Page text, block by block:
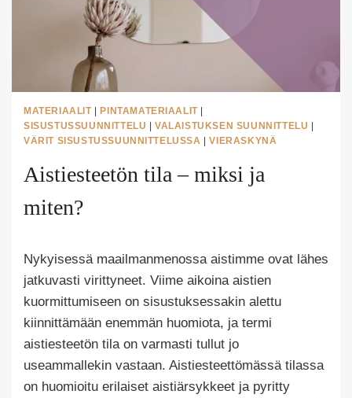
MATERIAALIT| PINTAMATERIAALIT|
SISUSTUSSUUNNITTELU |VALAISTUKSEN SUUNNITTELU
VÄRIT SISUSTUSSUUNNITTELUSSA |VIERASKYNÄ
Aistiesteetön tila – miksi ja
miten?
Puoliksi
Tehty
Nykyisessä maailmanmenossa aistimme ovat lähes
jatkuvasti virittyneet. Viime aikoina aistien
kuormittumiseen on sisustuksessakin alettu
kiinnittämään enemmän huomiota, ja termi
aistiesteetön tila on varmasti tullut jo
useammallekin vastaan. Aistiesteettömässä tilassa
on huomioitu erilaiset aistiärsykkeet ja pyritty